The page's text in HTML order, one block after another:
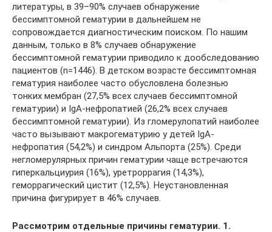
литературы, в 39–90% случаев обнаружение
бессимптомной гематурии в дальнейшем не
сопровождается диагностическим поиском. По нашим
данным, только в 8% случаев обнаружение
бессимптомной гематурии приводило к дообследованию
пациентов (n=1446). В детском возрасте бессимптомная
гематурия наиболее часто обусловлена болезнью
тонких мембран (27,5% всех случаев бессимптомной
гематурии) и IgA-нефропатией (26,2% всех случаев
бессимптомной гематурии). Из гломерулопатий наиболее
часто вызывают макрогематурию у детей IgA-
нефропатия (54,2%) и синдром Альпорта (25%). Среди
негломерулярных причин гематурии чаще встречаются
гиперкальциурия (16%), уретроррагия (14,3%),
геморрагический цистит (12,5%). Неустановленная
причина фигурирует в 46% случаев.
Рассмотрим отдельные причины гематурии. 1.